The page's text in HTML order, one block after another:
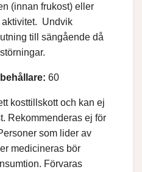
(innan frukost) eller
aktivitet. Undvik
till sängående då
60
kosttillskott och kan ej
Rekommenderas ej för
som lider av
medicineras bör
Förvaras